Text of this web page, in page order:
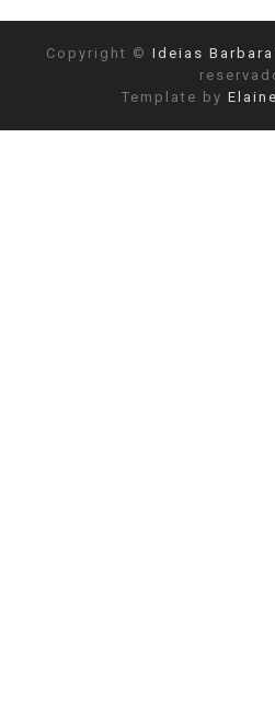
Copyright © Ideias
Template by